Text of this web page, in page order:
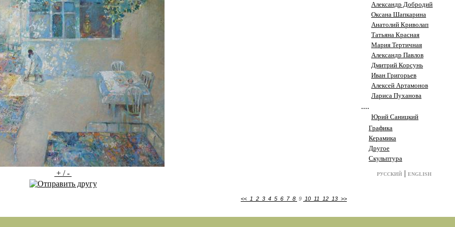
+ / -
<< 1 2 3 4 5 6 7 8 9 10 11 12 13 >>
Александр Добродий
Оксана Шапкарина
Анатолий Криволап
Татьяна Красная
Мария Тертичная
Александр Павлов
Дмитрий Корсунь
Иван Григорьев
Алексей Артамонов
Лариса Пуханова
....
Юрий Саницкий
Графика
Керамика
Другое
Скульптура
РУССКИЙ | ENGLISH